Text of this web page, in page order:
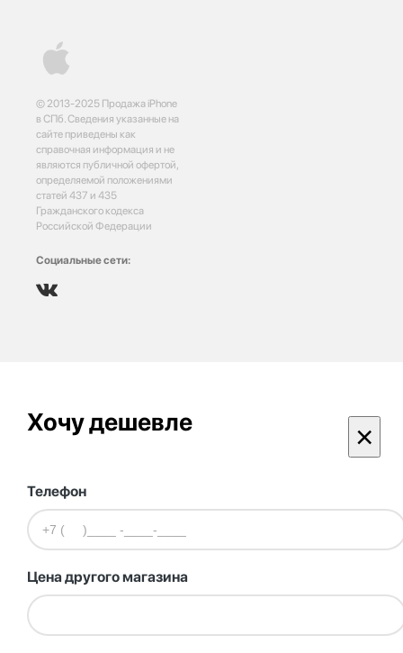
© 2013-2025 Продажа iPhone
в СПб. Сведения указанные на
сайте приведены как
справочная информация и не
являются публичной офертой,
определяемой положениями
статей 437 и 435
Гражданского кодекса
Российской Федерации
Социальные сети:
Хочу дешевле ×
Телефон
Цена другого магазина